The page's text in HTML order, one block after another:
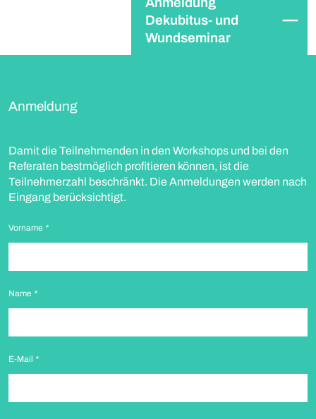
Dekubitus- und
Wundseminar
Anmeldung
Damit die Teilnehmenden in den Workshops und bei den
Referaten bestmöglich profitieren können, ist die
Teilnehmerzahl beschränkt. Die Anmeldungen werden nach
Eingang berücksichtigt.
Vorname *
Name *
E-Mail *